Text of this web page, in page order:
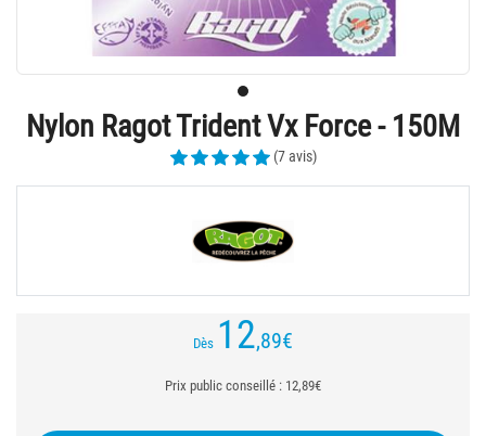
Nylon Ragot Trident Vx Force - 150M
(7 avis)
Dès 12,89€
Prix public conseillé : 12,89€